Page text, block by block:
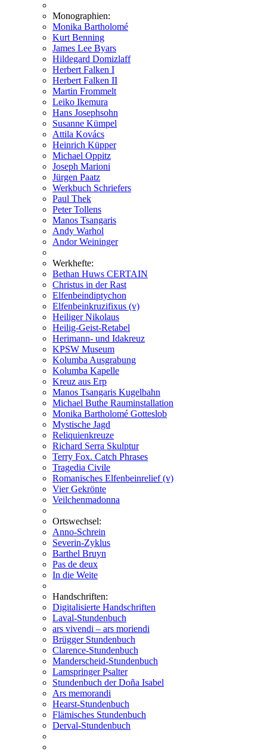
Monographien:
Monika Bartholomé
Kurt Benning
James Lee Byars
Hildegard Domizlaff
Herbert Falken I
Herbert Falken II
Martin Frommelt
Leiko Ikemura
Hans Josephsohn
Susanne Kümpel
Attila Kovács
Heinrich Küpper
Michael Oppitz
Joseph Marioni
Jürgen Paatz
Werkbuch Schriefers
Paul Thek
Peter Tollens
Manos Tsangaris
Andy Warhol
Andor Weininger
Werkhefte:
Bethan Huws CERTAIN
Christus in der Rast
Elfenbeindiptychon
Elfenbeinkruzifixus (v)
Heiliger Nikolaus
Heilig-Geist-Retabel
Herimann- und Idakreuz
KPSW Museum
Kolumba Ausgrabung
Kolumba Kapelle
Kreuz aus Erp
Manos Tsangaris Kugelbahn
Michael Buthe Rauminstallation
Monika Bartholomé Gotteslob
Mystische Jagd
Reliquienkreuze
Richard Serra Skulptur
Terry Fox. Catch Phrases
Tragedia Civile
Romanisches Elfenbeinrelief (v)
Vier Gekrönte
Veilchenmadonna
Ortswechsel:
Anno-Schrein
Severin-Zyklus
Barthel Bruyn
Pas de deux
In die Weite
Handschriften:
Digitalisierte Handschriften
Laval-Stundenbuch
ars vivendi – ars moriendi
Brügger Stundenbuch
Clarence-Stundenbuch
Manderscheid-Stundenbuch
Lamspringer Psalter
Stundenbuch der Doña Isabel
Ars memorandi
Hearst-Stundenbuch
Flämisches Stundenbuch
Derval-Stundenbuch